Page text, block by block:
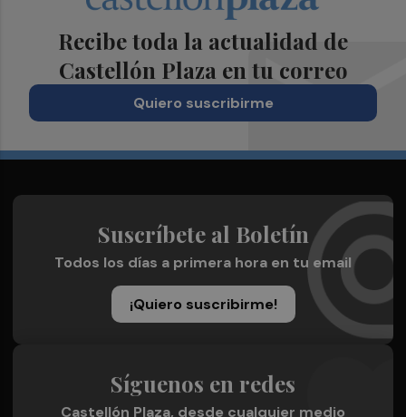
Recibe toda la actualidad de
Castellón Plaza en tu correo
Quiero suscribirme
Suscríbete al Boletín
Todos los días a primera hora en tu email
¡Quiero suscribirme!
Síguenos en redes
Castellón Plaza, desde cualquier medio